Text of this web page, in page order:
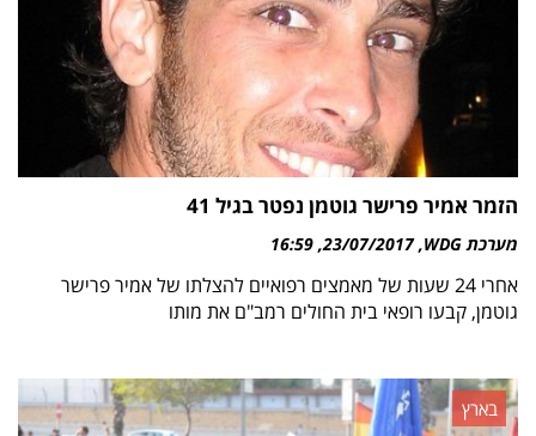
הזמר אמיר פרישר גוטמן נפטר בגיל 41
מערכת WDG 23/07/2017
16:59
אחרי 24 שעות של מאמצים רפואיים להצלתו של אמיר פרישר
גוטמן, קבעו רופאי בית החולים רמב"ם את מותו
בארץ